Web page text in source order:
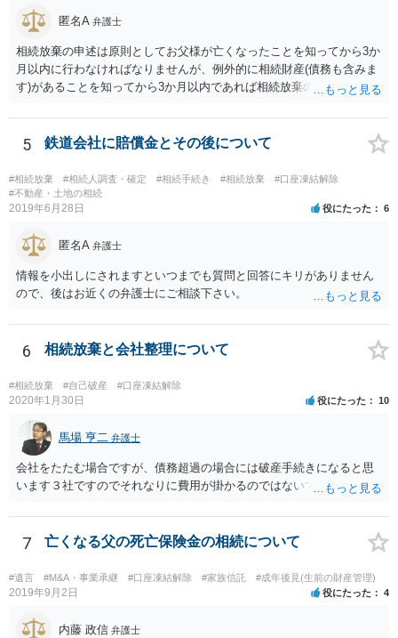
匿名A 弁護士
相続放棄の申述は原則としてお父様が亡くなったことを知ってから3か
月以内に行わなければなりませんが、例外的に相続財産(債務も含みま
す)があることを知ってから3か月以内であれば相続放棄の申述が認め
したら、早急に家裁に行って相続放棄の申述をしたい旨告げて必要な
書類を提出されることをおすすめいたします。 なお、お父様の債務が
他にもあるかもしれないというリスクを考えますと、相続放棄の申述
にあたっては、法テラスの無料相談等を利用して弁護士に相談するこ
とも十分考えられるかと存じます。また、ご記載いただいた事実関係
を拝見するかぎり、再婚相手のかたは既に相続放棄をされている可能
5 鉄道会社に賠償金とその後について
#相続放棄 #相続人調査・確定 #相続手続き #相続放棄
#口座凍結解除
#不動産・土地の相続
2019年6月28日 役にたった 6
匿名A 弁護士
情報を小出しにされますといつまでも質問と回答にキリがありません
ので、後はお近くの弁護士にご相談下さい。
6 相続放棄と会社整理について
#相続放棄 #自己破産 #口座凍結解除
2020年1月30日 役にたった 10
馬場 亨二 弁護士
会社をたたむ場合ですが、債務超過の場合には破産手続きになると思
います３社ですのでそれなりに費用が掛かるのではないでしょうか。
7 亡くなる父の死亡保険金の相続について
#遺言 #M&A・事業承継 #口座凍結解除 #家族信託 #成年後見(生前の財産管理)
2019年9月2日 役にたった 4
内藤 政信 弁護士